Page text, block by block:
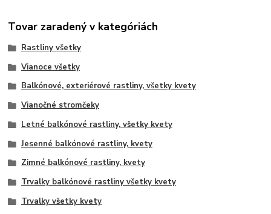
Tovar zaradený v kategóriách
Rastliny všetky
Vianoce všetky
Balkónové, exteriérové rastliny, všetky kvety
Vianočné stromčeky
Letné balkónové rastliny, všetky kvety
Jesenné balkónové rastliny, kvety
Zimné balkónové rastliny, kvety
Trvalky balkónové rastliny všetky kvety
Trvalky všetky kvety